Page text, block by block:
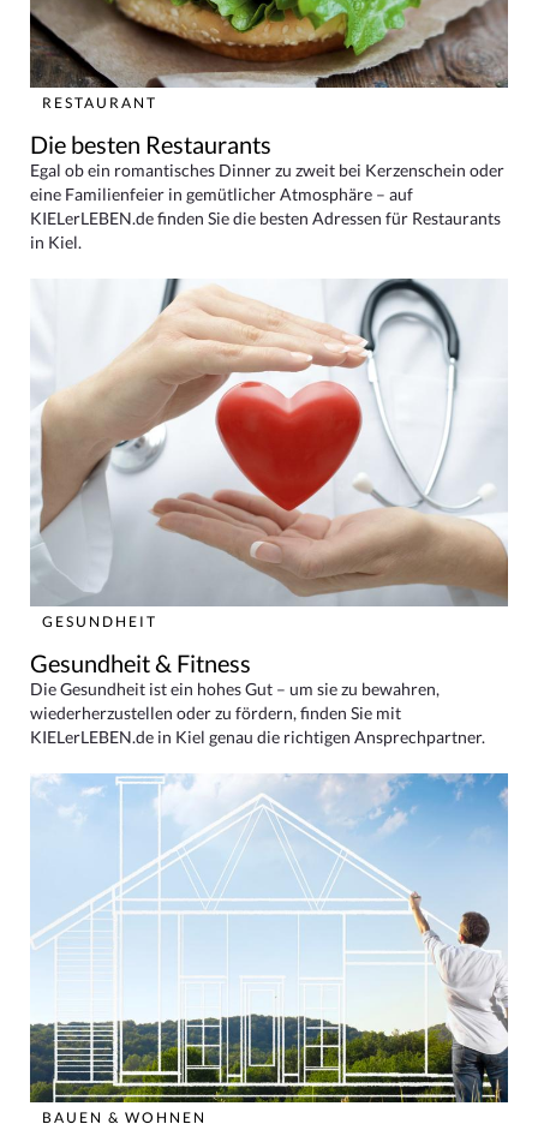
RESTAURANT
Die besten Restaurants
Egal ob ein romantisches Dinner zu zweit bei Kerzenschein oder
eine Familienfeier in gemütlicher Atmosphäre – auf
KIELerLEBEN.de finden Sie die besten Adressen für Restaurants
in Kiel.
GESUNDHEIT
Gesundheit & Fitness
Die Gesundheit ist ein hohes Gut – um sie zu bewahren,
wiederherzustellen oder zu fördern, finden Sie mit
KIELerLEBEN.de in Kiel genau die richtigen Ansprechpartner.
BAUEN & WOHNEN